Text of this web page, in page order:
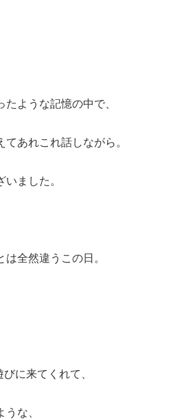
ような記憶の中で、
あれこれ話しながら。
ました。
全然違うこの日。
に来てくれて、
な、